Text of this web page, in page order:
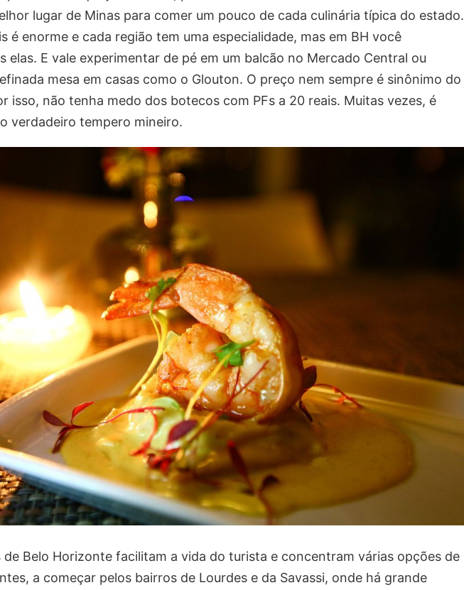
lugar de Minas para comer um pouco de cada culinária típica do estado.
é enorme e cada região tem uma especialidade, mas em BH você
elas. E vale experimentar de pé em um balcão no Mercado Central ou
mesa em casas como o Glouton. O preço nem sempre é sinônimo do
isso, não tenha medo dos botecos com PFs a 20 reais. Muitas vezes, é
verdadeiro tempero mineiro.
de Belo Horizonte facilitam a vida do turista e concentram várias opções de
a começar pelos bairros de Lourdes e da Savassi, onde há grande